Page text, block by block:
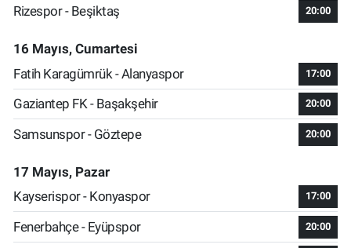
Rizespor - Beşiktaş
20:00
16 Mayıs, Cumartesi
Fatih Karagümrük - Alanyaspor
17:00
Gaziantep FK - Başakşehir 20:00
Samsunspor - Göztepe 20:00
17 Mayıs, Pazar
Kayserispor - Konyaspor
17:00
Fenerbahçe - Eyüpspor 20:00